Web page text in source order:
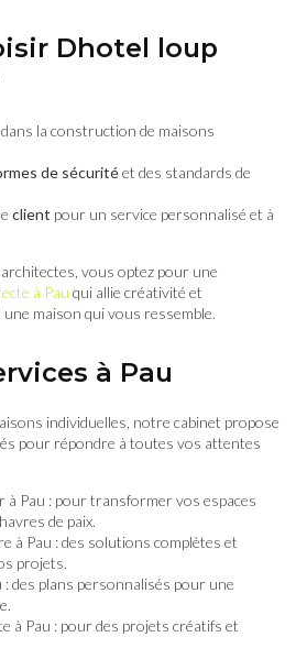
Dhotel loup
la construction de maisons
de sécuritéet des standards de
client pour un service personnalisé et à
vous optez pour une
à Pau qui allie créativité et
maison qui vous ressemble.
à Pau
individuelles, notre cabinet propose
pour répondre à toutes vos attentes
à Pau : pour transformer vos espaces
de paix.
à Pau : des solutions complètes et
projets.
: des plans personnalisés pour une
à Pau : pour des projets créatifs et